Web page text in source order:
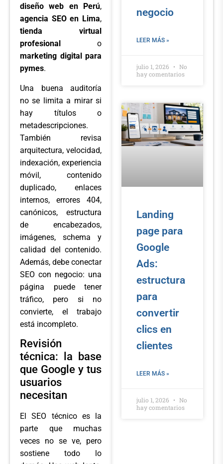
diseño web en Perú,
agencia SEO en Lima,
tienda virtual
profesional
o
marketing digital para
pymes.
Una buena auditoría
no se limita a mirar si
hay títulos o
metadescripciones.
También revisa
arquitectura, velocidad,
indexación, experiencia
móvil, contenido
duplicado, enlaces
internos, errores 404,
canónicos, estructura
de encabezados,
imágenes, schema y
calidad del contenido.
Además, debe conectar
SEO con negocio: una
página puede tener
tráfico, pero si no
convierte, el trabajo
está incompleto.
Revisión
técnica: la base
que Google y tus
usuarios
necesitan
El SEO técnico es la
parte que muchas
veces no se ve, pero
sostiene todo lo
negocio
LEER MÁS »
julio 1, 2026
No
hay comentarios
Landing
page para
Google
Ads:
estructura
para
convertir
clics en
clientes
LEER MÁS »
julio 1, 2026
No
hay comentarios